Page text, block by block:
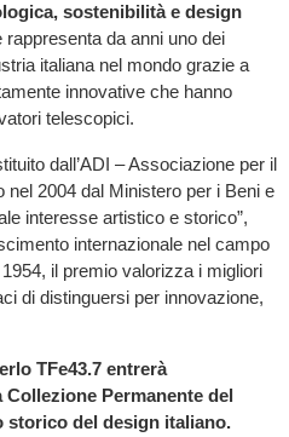
sostenibilità e design
rappresenta da anni uno dei
italiana nel mondo grazie a
innovative che hanno
telescopici.
dall’ADI – Associazione per il
nel 2004 dal Ministero per i Beni e
interesse artistico e storico”,
internazionale nel campo
il premio valorizza i migliori
di distinguersi per innovazione,
TFe43.7 entrerà
Permanente del
storico del design italiano.